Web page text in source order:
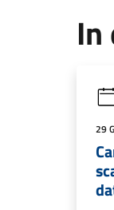
In
29